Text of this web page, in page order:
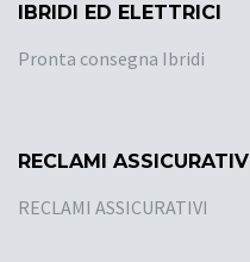
IBRIDI ED ELETTRICI
Pronta consegna Ibridi
RECLAMI ASSICURATIVI
RECLAMI ASSICURATIVI